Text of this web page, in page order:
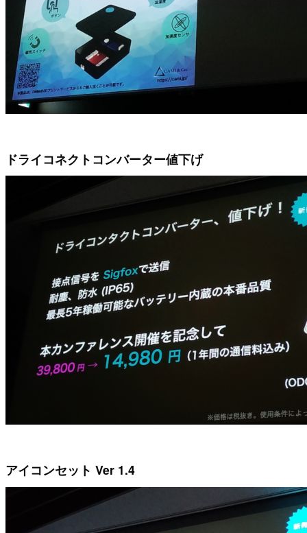
ドライコネクトコンバーター値下げ
アイコンセット Ver 1.4